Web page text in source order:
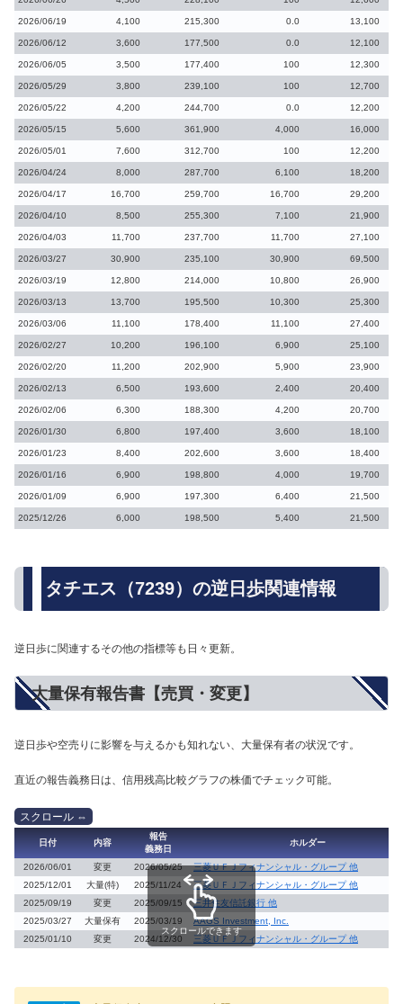
2026/06/19 4,100 215,300 0.0 13,100
2026/06/12 3,600 177,500 0.0 12,100
2026/06/05 3,500 177,400 100 12,300
2026/05/29 3,800 239,100 100 12,700
2026/05/22 4,200 244,700 0.0 12,200
2026/05/15 5,600 361,900 4,000 16,000
2026/05/01 7,600 312,700 100 12,200
2026/04/24 8,000 287,700 6,100 18,200
2026/04/17 16,700 259,700 16,700 29,200
2026/04/10 8,500 255,300 7,100 21,900
2026/04/03 11,700 237,700 11,700 27,100
2026/03/27 30,900 235,100 30,900 69,500
2026/03/19 12,800 214,000 10,800 26,900
2026/03/13 13,700 195,500 10,300 25,300
2026/03/06 11,100 178,400 11,100 27,400
2026/02/27 10,200 196,100 6,900 25,100
2026/02/20 11,200 202,900 5,900 23,900
2026/02/13 6,500 193,600 2,400 20,400
2026/02/06 6,300 188,300 4,200 20,700
2026/01/30 6,800 197,400 3,600 18,100
2026/01/23 8,400 202,600 3,600 18,400
2026/01/16 6,900 198,800 4,000 19,700
2026/01/09 6,900 197,300 6,400 21,500
2025/12/26 6,000 198,500 5,400 21,500
タチエス（7239）の逆日歩関連情報
逆日歩に関連するその他の指標等も日々更新。
大量保有報告書【売買・変更】
逆日歩や空売りに影響を与えるかも知れない、大量保有者の状況です。
直近の報告義務日は、信用残高比較グラフの株価でチェック可能。
日付 内容
報告
義務日
ホルダー
2026/06/01 変更 2026/05/25
三菱ＵＦＪフィナンシャル・グループ 他
2025/12/01
大量(特) 2025/11/24
三菱ＵＦＪフィナンシャル・グループ 他
2025/09/19
変更 2025/09/15
三井住友信託銀行 他
2025/03/27
大量保有 2025/03/19
AAGS Investment, Inc.
2025/01/10
変更 2024/12/30 三菱ＵＦＪフィナンシャル・グループ 他
スクロールできます